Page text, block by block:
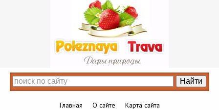
Главная О сайте Карта сайта